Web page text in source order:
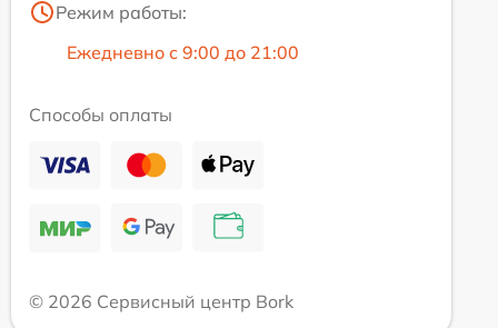
Режим работы:
Ежедневно с 9:00 до 21:00
Способы оплаты
© 2026 Сервисный центр Bork